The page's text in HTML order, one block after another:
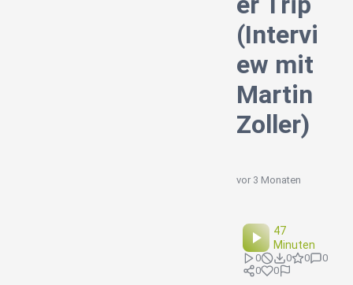
(Intervi
ew mit
Martin
Zoller)
vor 3 Monaten
47
Minuten
0 0 0
0
0
0